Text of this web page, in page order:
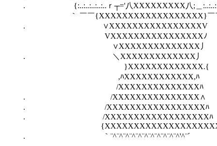
. {:..:..:..:..:..ｒ┬='八XXXXXXXXX八;＿
｀ ￣￣
.
. ＼
,ﾊ
/
. /XXXXXXXXXXXXXXX∧ .
. /XXXXXXXXXXXXXXXXXﾊ
. /
. ｀